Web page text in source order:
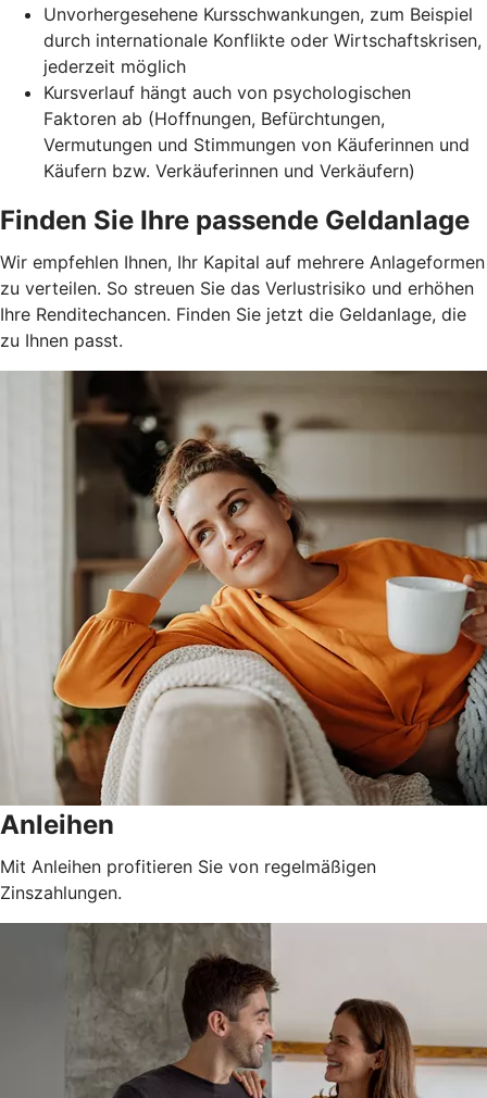
Unvorhergesehene Kursschwankungen, zum Beispiel
durch internationale Konflikte oder Wirtschaftskrisen,
jederzeit möglich
Kursverlauf hängt auch von psychologischen
Faktoren ab (Hoffnungen, Befürchtungen,
Vermutungen und Stimmungen von Käuferinnen und
Käufern bzw. Verkäuferinnen und Verkäufern)
Finden Sie Ihre passende Geldanlage
Wir empfehlen Ihnen, Ihr Kapital auf mehrere Anlageformen
zu verteilen. So streuen Sie das Verlustrisiko und erhöhen
Ihre Renditechancen. Finden Sie jetzt die Geldanlage, die
zu Ihnen passt.
Anleihen
Mit Anleihen profitieren Sie von regelmäßigen
Zinszahlungen.